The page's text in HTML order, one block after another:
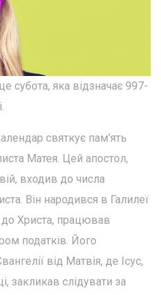
субота, яка відзначає 997-
святкує пам'ять
Матея. Цей апостол,
входив до числа
Він народився в Галилеї
до Христа, працював
податків. Його
від Матвія, де Ісус,
закликав слідувати за